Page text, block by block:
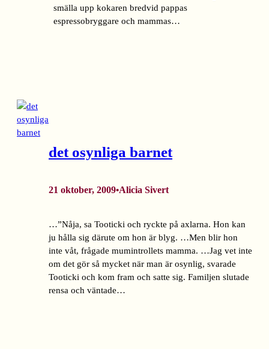
smälla upp kokaren bredvid pappas
espressobryggare och mammas…
det osynliga barnet
21 oktober, 2009•Alicia Sivert
…”Nåja, sa Tooticki och ryckte på axlarna. Hon kan
ju hålla sig därute om hon är blyg. …Men blir hon
inte våt, frågade mumintrollets mamma. …Jag vet inte
om det gör så mycket när man är osynlig, svarade
Tooticki och kom fram och satte sig. Familjen slutade
rensa och väntade…